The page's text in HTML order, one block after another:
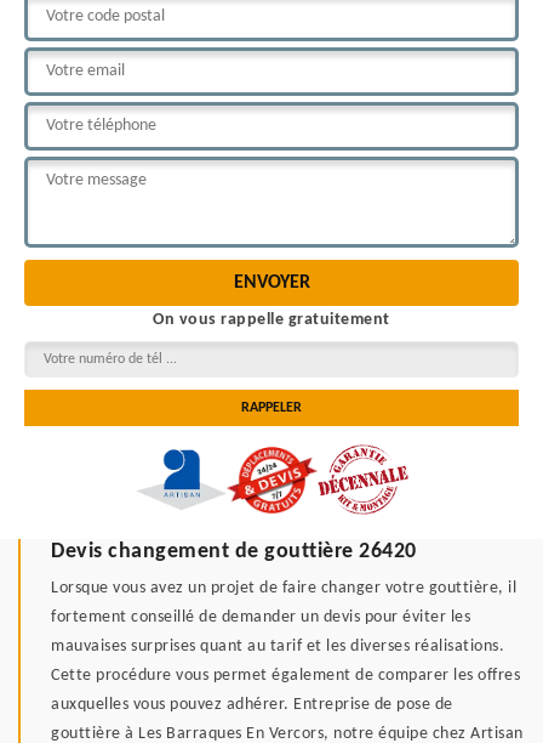
On vous rappelle gratuitement
Devis changement de gouttière 26420
Lorsque vous avez un projet de faire changer votre gouttière, il
fortement conseillé de demander un devis pour éviter les
mauvaises surprises quant au tarif et les diverses réalisations.
Cette procédure vous permet également de comparer les offres
auxquelles vous pouvez adhérer. Entreprise de pose de
gouttière à Les Barraques En Vercors, notre équipe chez Artisan